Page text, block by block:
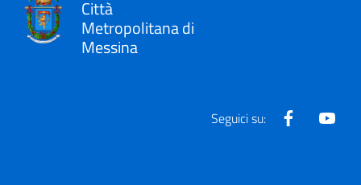
Città
Metropolitana di
Messina
Seguici su: Facebook